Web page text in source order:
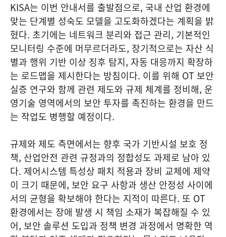
KISA는 이번 안내서를 출발점으로, 국내 산업 환경에
맞는 단계별 성숙도 모델을 고도화하겠다는 계획을 밝
혔다. 초기에는 네트워크 분리와 접근 관리, 기본적인
모니터링 수준에 머무르더라도, 장기적으로는 자산 식
별과 행위 기반 이상 징후 탐지, 자동 대응까지 확장하
는 로드맵을 제시한다는 방침이다. 이를 위해 OT 보안
실증 연구와 함께 관련 제도와 규제 체계를 정비해, 운
영기술 영역에서의 보안 투자를 촉진하는 환경을 만드
는 작업도 병행할 예정이다.
규제와 제도 측면에서는 향후 국가 기반시설 보호 정
책, 산업안전 관련 규정과의 정합성도 과제로 남아 있
다. 제어시스템 특성상 패치 적용과 장비 교체에 제약
이 크기 때문에, 보안 요구 사항과 생산 안정성 사이에
서의 균형을 확보해야 한다는 지적이 따른다. 또 OT
환경에서는 장애 발생 시 책임 소재가 복잡해질 수 있
어, 보안 솔루션 도입과 정책 변경 과정에서 명확한 역